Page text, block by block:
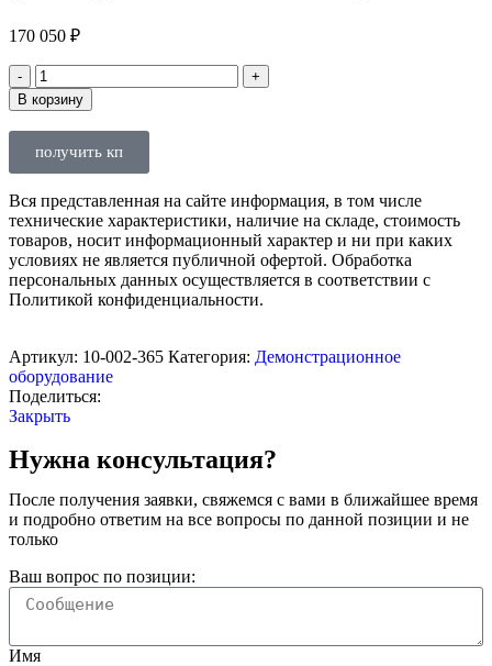
170 050 ₽
В корзину
получить кп
Вся представленная на сайте информация, в том числе
технические характеристики, наличие на складе, стоимость
товаров, носит информационный характер и ни при каких
условиях не является публичной офертой. Обработка
персональных данных осуществляется в соответствии с
Политикой конфиденциальности.
Артикул: 10-002-365 Категория: Демонстрационное
оборудование
Поделиться:
Закрыть
Нужна консультация?
После получения заявки, свяжемся с вами в ближайшее время
и подробно ответим на все вопросы по данной позиции и не
только
Ваш вопрос по позиции:
Имя